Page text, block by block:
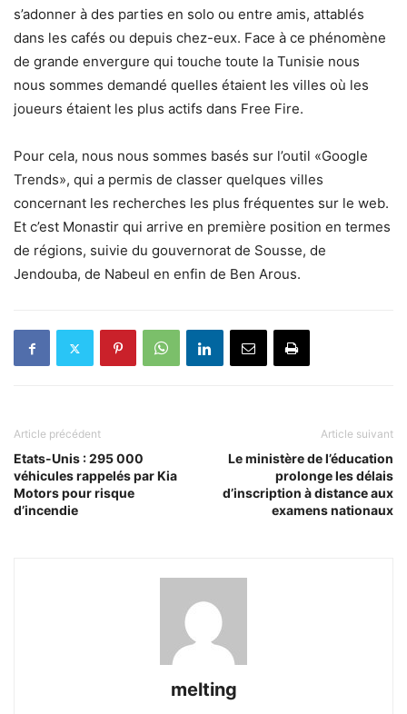
s’adonner à des parties en solo ou entre amis, attablés
dans les cafés ou depuis chez-eux. Face à ce phénomène
de grande envergure qui touche toute la Tunisie nous
nous sommes demandé quelles étaient les villes où les
joueurs étaient les plus actifs dans Free Fire.
Pour cela, nous nous sommes basés sur l’outil «Google
Trends», qui a permis de classer quelques villes
concernant les recherches les plus fréquentes sur le web.
Et c’est Monastir qui arrive en première position en termes
de régions, suivie du gouvernorat de Sousse, de
Jendouba, de Nabeul en enfin de Ben Arous.
Article précédent
Etats-Unis : 295 000
véhicules rappelés par Kia
Motors pour risque
d’incendie
Article suivant
Le ministère de l’éducation
prolonge les délais
d’inscription à distance aux
examens nationaux
melting